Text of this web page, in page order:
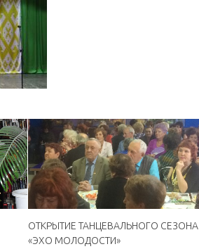
ОТКРЫТИЕ ТАНЦЕВАЛЬНОГО СЕЗОНА
«ЭХО МОЛОДОСТИ»